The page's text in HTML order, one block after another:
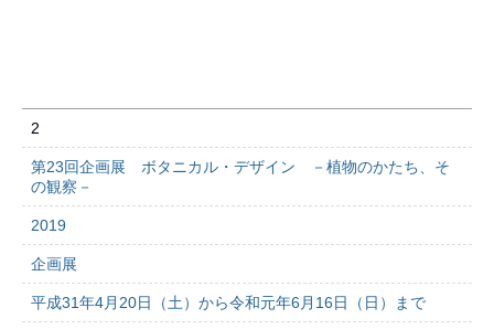
2
第23回企画展 ボタニカル・デザイン －植物のかたち、そ
の観察－
2019
企画展
平成31年4月20日（土）から令和元年6月16日（日）まで